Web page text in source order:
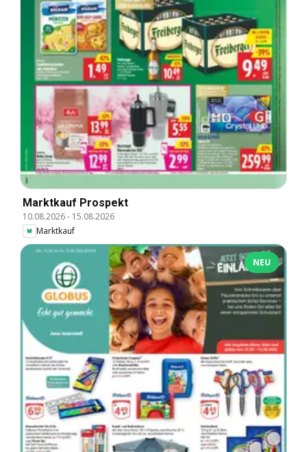
Marktkauf Prospekt
10.08.2026- 15.08.2026
Marktkauf
NEU